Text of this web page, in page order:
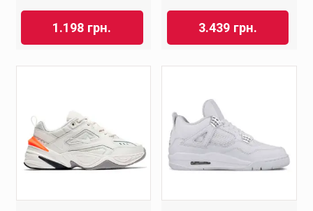
1.198 грн. 3.439 грн.